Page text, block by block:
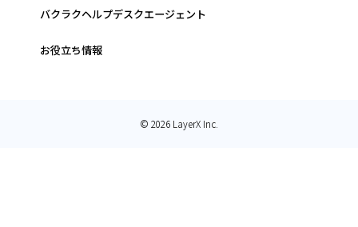
バクラクヘルプデスクエージェント
お役立ち情報
© 2026 LayerX Inc.